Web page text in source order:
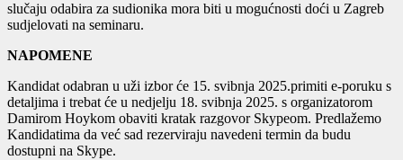
slučaju odabira za sudionika mora biti u mogućnosti doći u Zagreb
sudjelovati na seminaru.
NAPOMENE
Kandidat odabran u uži izbor će 15. svibnja 2025.primiti e-poruku s
detaljima i trebat će u nedjelju 18. svibnja 2025. s organizatorom
Damirom Hoykom obaviti kratak razgovor Skypeom. Predlažemo
Kandidatima da već sad rezerviraju navedeni termin da budu
dostupni na Skype.